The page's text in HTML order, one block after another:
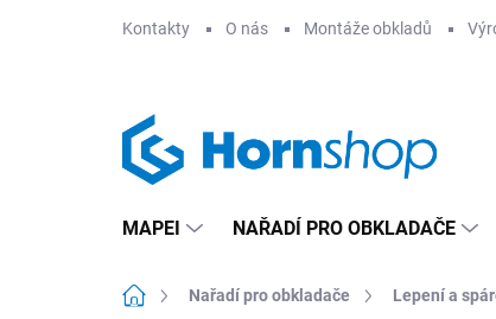
Kontakty O nás Montáže obkladů
MAPEI NAŘADÍ PRO OBKLADAČE
Domů Nařadí pro obkladače Lepení a